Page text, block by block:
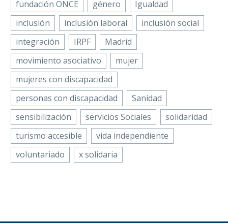
fundación ONCE
género
Igualdad
inclusión
inclusión laboral
inclusión social
integración
IRPF
Madrid
movimiento asociativo
mujer
mujeres con discapacidad
personas con discapacidad
Sanidad
sensibilización
servicios Sociales
solidaridad
turismo accesible
vida independiente
voluntariado
x solidaria